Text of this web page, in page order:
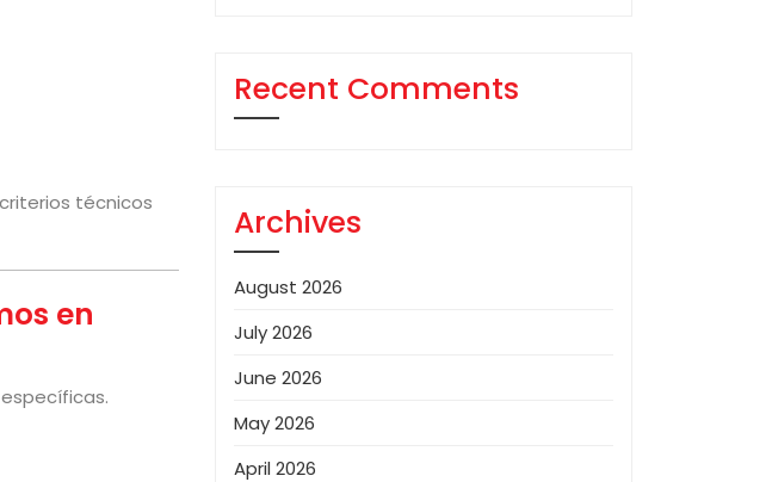
técnicos
en
Recent Comments
Archives
August 2026
July 2026
June 2026
May 2026
April 2026